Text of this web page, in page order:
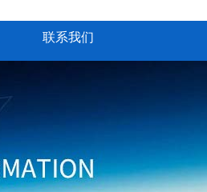
联系我们